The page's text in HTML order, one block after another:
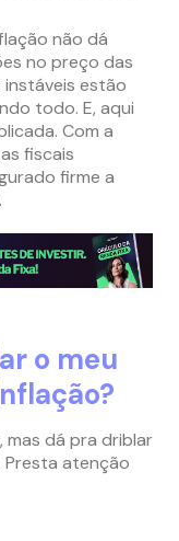
não dá
no preço das
estão
todo. E, aqui
Com a
fiscais
firme a
o meu
mas dá pra driblar
Presta atenção